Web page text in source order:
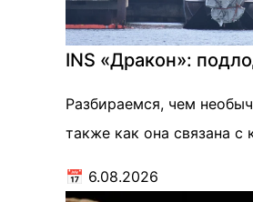
INS «Дракон»:
Разбираемся, чем
также как она связана
📅 6.08.2026